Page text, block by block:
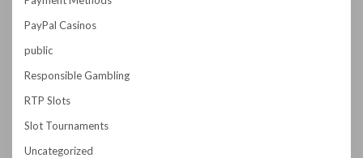
PayPal Casinos
public
Responsible Gambling
RTP Slots
Slot Tournaments
Uncategorized